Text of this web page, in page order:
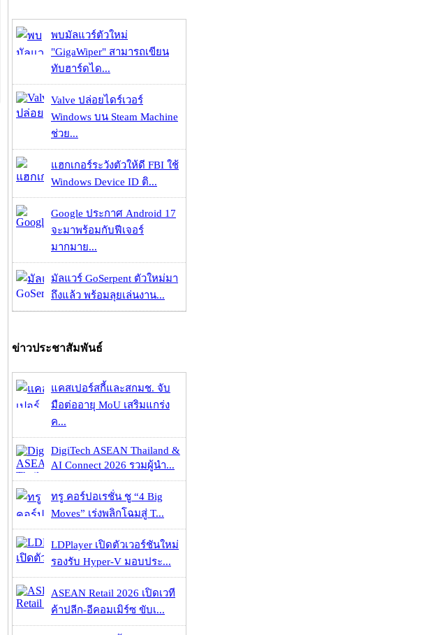
พบมัลแวร์ตัวใหม่
"GigaWiper" สามารถเขียน
ทับฮาร์ดได...
Valve ปล่อยไดร์เวอร์
Windows บน Steam Machine
ช่วย...
แฮกเกอร์ระวังตัวให้ดี FBI ใช้
Windows Device ID ติ...
Google ประกาศ Android 17
จะมาพร้อมกับฟีเจอร์
มากมาย...
มัลแวร์ GoSerpent ตัวใหม่มา
ถึงแล้ว พร้อมลุยเล่นงาน...
ข่าวประชาสัมพันธ์
แคสเปอร์สกี้และสกมช. จับ
มือต่ออายุ MoU เสริมแกร่ง
ค...
DigiTech ASEAN Thailand &
AI Connect 2026 รวมผู้นำ...
ทรู คอร์ปอเรชั่น ชู “4 Big
Moves” เร่งพลิกโฉมสู่ T...
LDPlayer เปิดตัวเวอร์ชันใหม่
รองรับ Hyper-V มอบประ...
ASEAN Retail 2026 เปิดเวที
ค้าปลีก-อีคอมเมิร์ซ ขับเ...